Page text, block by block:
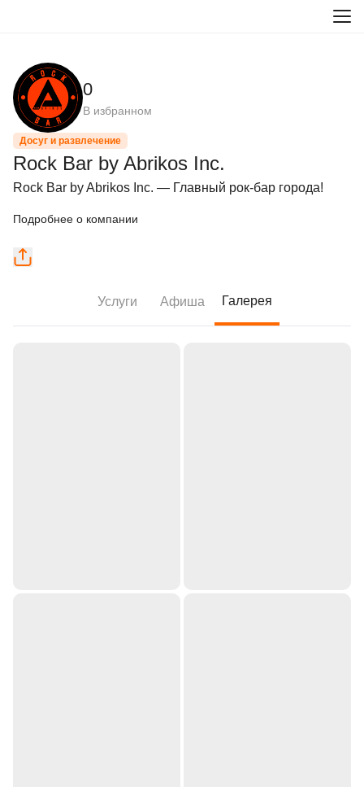
0
В избранном
Досуг и развлечение
Rock Bar by Abrikos Inc.
Rock Bar by Abrikos Inc. — Главный рок-бар города!
Подробнее о компании
Услуги Афиша Галерея